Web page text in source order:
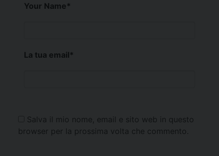
Your Name*
La tua email*
Salva il mio nome, email e sito web in questo
browser per la prossima volta che commento.